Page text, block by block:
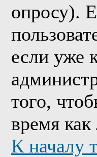
опросу).
если уже
того,
время
К началу